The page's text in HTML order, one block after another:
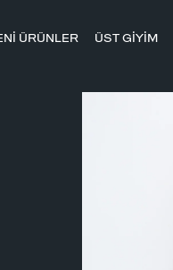
ÜRÜNLER ÜST GİYİM